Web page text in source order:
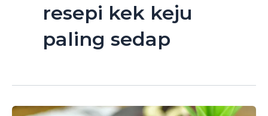
resepi kek keju
paling sedap